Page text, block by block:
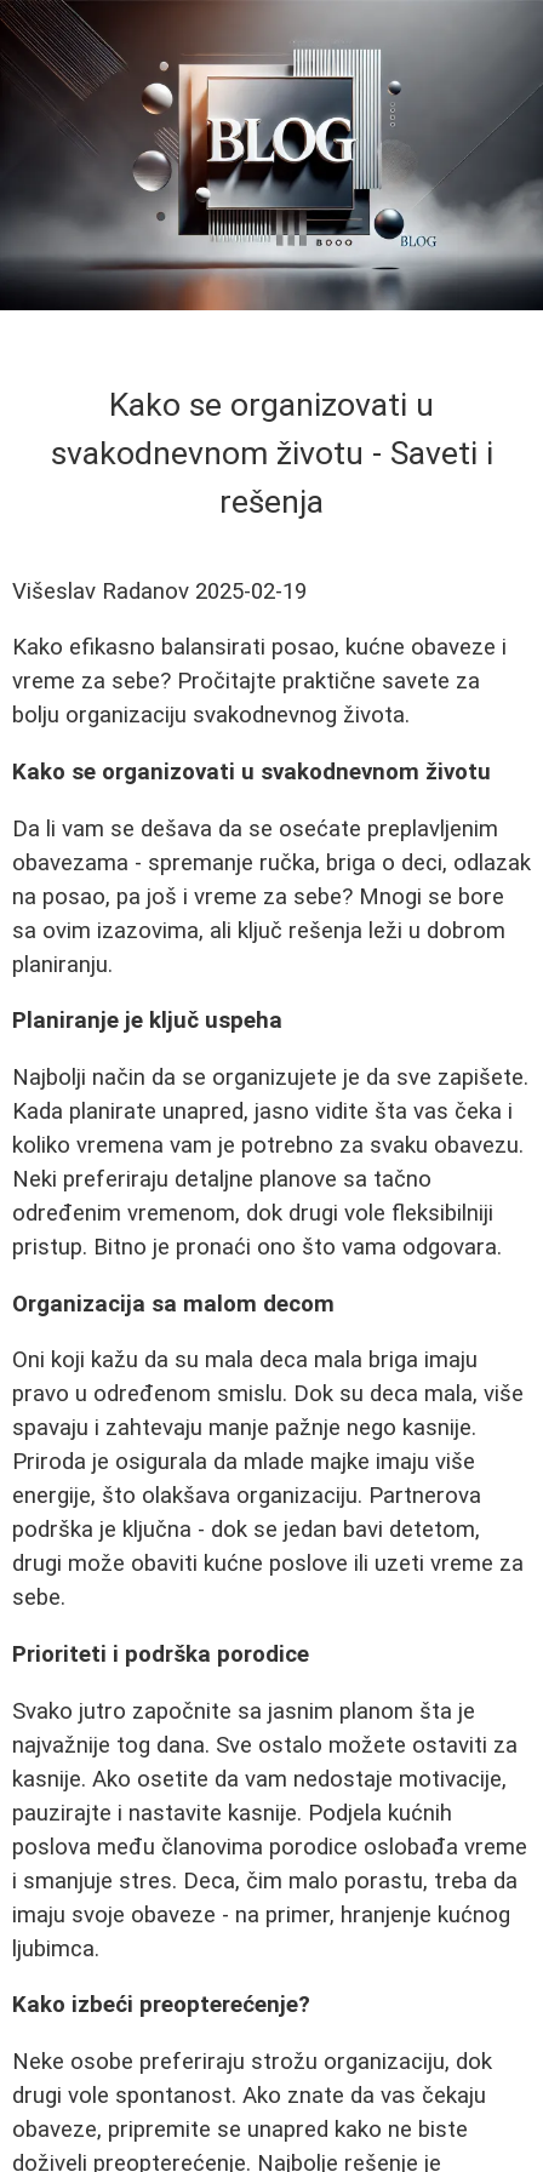
Kako se organizovati u
svakodnevnom životu - Saveti i
rešenja
Višeslav Radanov 2025-02-19
Kako efikasno balansirati posao, kućne obaveze i
vreme za sebe? Pročitajte praktične savete za
bolju organizaciju svakodnevnog života.
Kako se organizovati u svakodnevnom životu
Da li vam se dešava da se osećate preplavljenim
obavezama - spremanje ručka, briga o deci, odlazak
na posao, pa još i vreme za sebe? Mnogi se bore
sa ovim izazovima, ali ključ rešenja leži u dobrom
planiranju.
Planiranje je ključ uspeha
Najbolji način da se organizujete je da sve zapišete.
Kada planirate unapred, jasno vidite šta vas čeka i
koliko vremena vam je potrebno za svaku obavezu.
Neki preferiraju detaljne planove sa tačno
određenim vremenom, dok drugi vole fleksibilniji
pristup. Bitno je pronaći ono što vama odgovara.
Organizacija sa malom decom
Oni koji kažu da su mala deca mala briga imaju
pravo u određenom smislu. Dok su deca mala, više
spavaju i zahtevaju manje pažnje nego kasnije.
Priroda je osigurala da mlade majke imaju više
energije, što olakšava organizaciju. Partnerova
podrška je ključna - dok se jedan bavi detetom,
drugi može obaviti kućne poslove ili uzeti vreme za
sebe.
Prioriteti i podrška porodice
Svako jutro započnite sa jasnim planom šta je
najvažnije tog dana. Sve ostalo možete ostaviti za
kasnije. Ako osetite da vam nedostaje motivacije,
pauzirajte i nastavite kasnije. Podjela kućnih
poslova među članovima porodice oslobađa vreme
i smanjuje stres. Deca, čim malo porastu, treba da
imaju svoje obaveze - na primer, hranjenje kućnog
ljubimca.
Kako izbeći preopterećenje?
Neke osobe preferiraju strožu organizaciju, dok
drugi vole spontanost. Ako znate da vas čekaju
obaveze, pripremite se unapred kako ne biste
doživeli preopterećenje. Najbolje rešenje je